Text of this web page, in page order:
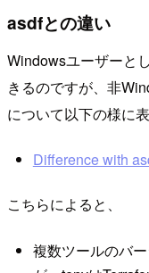
asdfとの違い
Windowsユーザーと
きるのですが、非
について以下の様に
Difference with
こちらによると、
複数ツールのバ